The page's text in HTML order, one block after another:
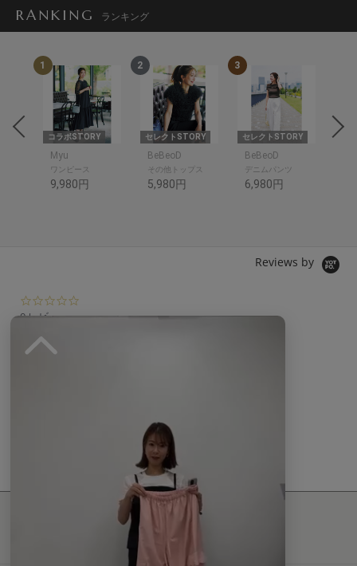
RANKING ランキング
1
コラボSTORY
Myu
ワンピース
9,980円
2
セレクトSTORY
BeBeoD
その他トップス
5,980円
3
セレクトSTORY
BeBeoD
デニムパンツ
6,980円
Reviews by
0
0 レビュー
現在、この商品の レビュー はありません。
最新情報発信中！
最新ファッションはこちら